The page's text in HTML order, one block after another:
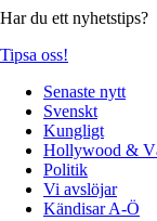
Har du ett nyhetstips?
Tipsa oss!
Senaste nytt
Svenskt
Kungligt
Hollywood &
Politik
Vi avslöjar
Kändisar A-Ö